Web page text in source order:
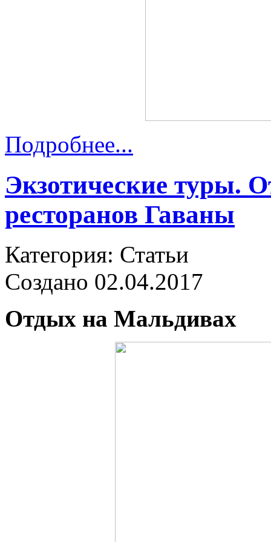
Подробнее...
Экзотические туры.
ресторанов Гаваны
Категория: Статьи
Создано 02.04.2017
Отдых на Мальдивах